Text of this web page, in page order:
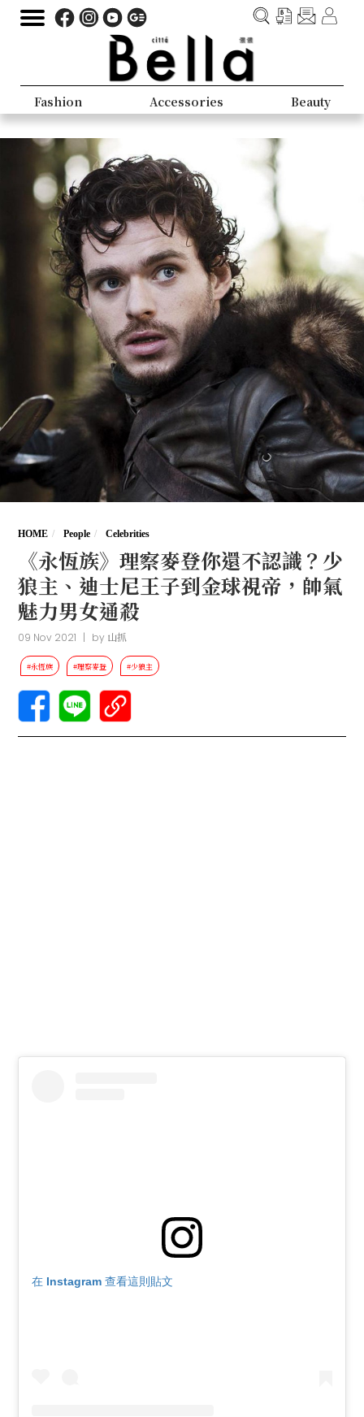
Fashion Accessories Beauty
HOME People Celebrities
《永恆族》理察麥登你還不認識？少
狼主、迪士尼王子到金球視帝，帥氣
魅力男女通殺
09 Nov 2021 | by 山抓
#永恆族 #理察麥登 #少狼主
在 Instagram 查看這則貼文